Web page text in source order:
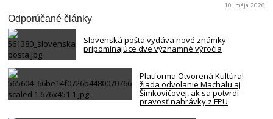
10. mája 2026
Odporúčané články
Slovenská pošta vydáva nové známky
pripomínajúce dve významné výročia
Platforma Otvorená Kultúra!
žiada odvolanie Machalu aj
Šimkovičovej, ak sa potvrdí
pravosť nahrávky z FPU